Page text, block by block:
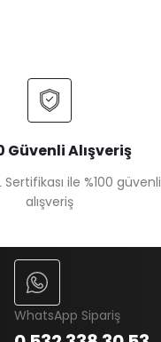
Güvenli Alışveriş
Sertifikası ile %100 güvenli
alışveriş
WhatsApp Sipariş